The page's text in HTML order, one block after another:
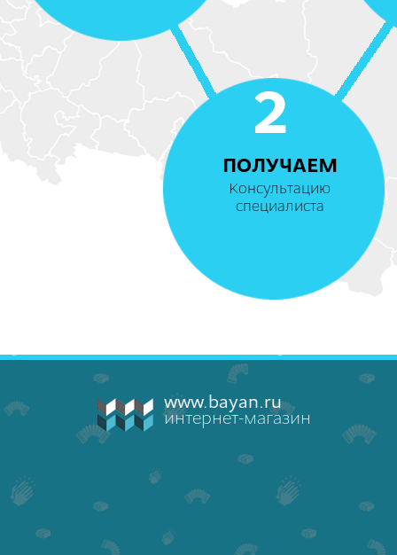
2
ПОЛУЧАЕМ
Консультацию
специалиста
www.bayan.ru
интернет-магазин